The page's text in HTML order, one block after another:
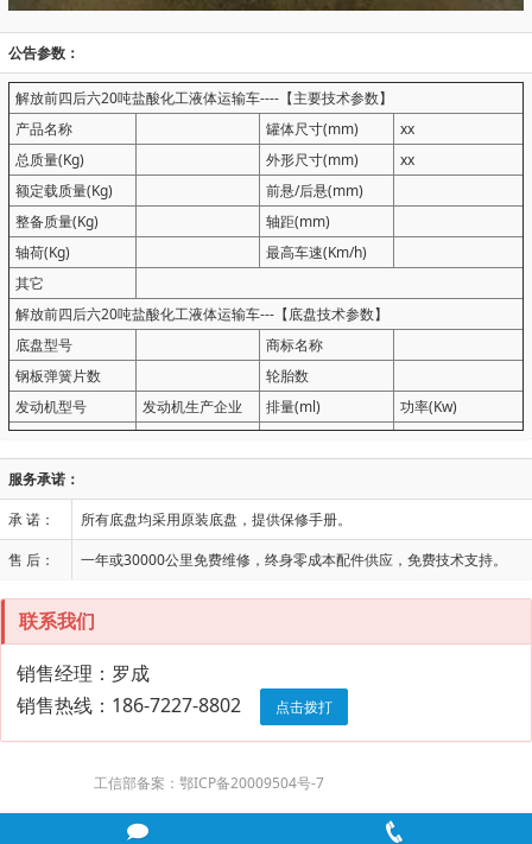
公告参数：
解放前四后六20吨盐酸化工液体运输车----【主要技术参数】
产品名称
罐体尺寸(mm)
xx
总质量(Kg)
外形尺寸(mm)
xx
额定载质量(Kg)
前悬/后悬(mm)
整备质量(Kg)
轴距(mm)
轴荷(Kg)
最高车速(Km/h)
其它
解放前四后六20吨盐酸化工液体运输车---【底盘技术参数】
底盘型号
商标名称
钢板弹簧片数
轮胎数
发动机型号
发动机生产企业 排量(ml) 功率(Kw)
服务承诺：
承 诺：
所有底盘均采用原装底盘，提供保修手册。
售 后：
一年或30000公里免费维修，终身零成本配件供应，免费技术支持。
联系我们
销售经理：罗成
销售热线：186-7227-8802
点击拨打
工信部备案：鄂ICP备20009504号-7